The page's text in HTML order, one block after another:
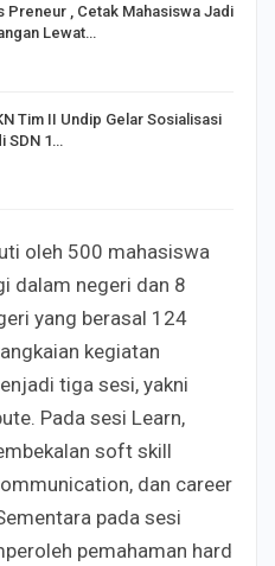
Preneur , Cetak Mahasiswa Jadi
Lewat…
Tim II Undip Gelar Sosialisasi
SDN 1…
oleh 500 mahasiswa
dalam negeri dan 8
yang berasal 124
kegiatan
tiga sesi, yakni
Pada sesi Learn,
soft skill
dan career
pada sesi
pemahaman hard